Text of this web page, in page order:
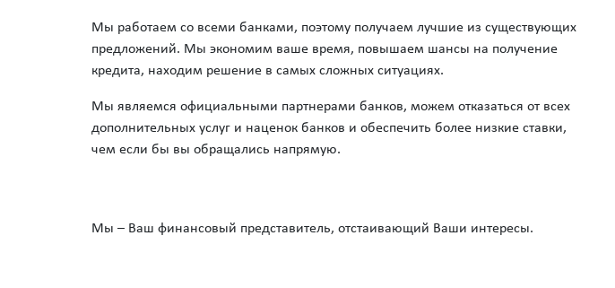
Мы работаем со всеми банками, поэтому получаем лучшие из существующих
предложений. Мы экономим ваше время, повышаем шансы на получение
кредита, находим решение в самых сложных ситуациях.
Мы являемся официальными партнерами банков, можем отказаться от всех
дополнительных услуг и наценок банков и обеспечить более низкие ставки,
чем если бы вы обращались напрямую.
Мы – Ваш финансовый представитель, отстаивающий Ваши интересы.